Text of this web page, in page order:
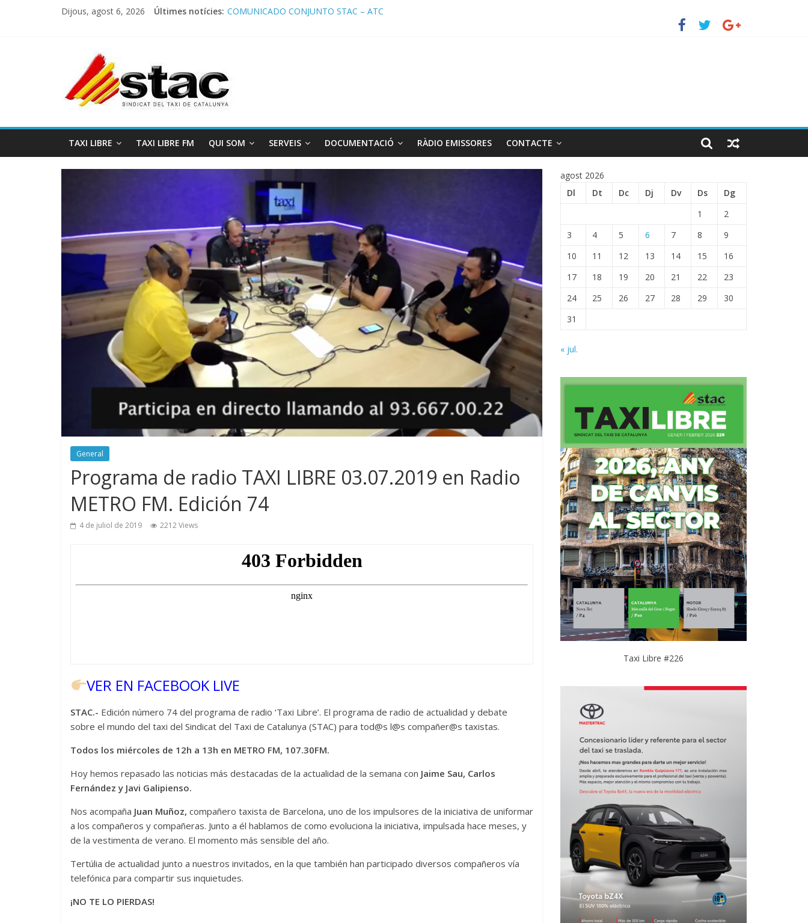
Dijous, agost 6, 2026 Últimes notícies: COMUNICADO CONJUNTO STAC – ATC
TAXI LIBRE TAXI LIBRE FM QUI SOM SERVEIS DOCUMENTACIÓ RÀDIO EMISSORES CONTACTE
General
Programa de radio TAXI LIBRE 03.07.2019 en Radio
METRO FM. Edición 74
4 de juliol de 2019 2212 Views
VER EN FACEBOOK LIVE
STAC.- Edición número 74 del programa de radio ‘Taxi Libre’. El programa de radio de actualidad y debate
sobre el mundo del taxi del Sindicat del Taxi de Catalunya (STAC) para tod@s l@s compañer@s taxistas.
Todos los miércoles de 12h a 13h en METRO FM, 107.30FM.
Hoy hemos repasado las noticias más destacadas de la actualidad de la semana con Jaime Sau, Carlos
Fernández y Javi Galipienso.
Nos acompaña Juan Muñoz, compañero taxista de Barcelona, uno de los impulsores de la iniciativa de uniformar
a los compañeros y compañeras. Junto a él hablamos de como evoluciona la iniciativa, impulsada hace meses, y
de la vestimenta de verano. El momento más sensible del año.
Tertúlia de actualidad junto a nuestros invitados, en la que también han participado diversos compañeros vía
telefónica para compartir sus inquietudes.
¡NO TE LO PIERDAS!
agost 2026
Dl
Dt Dc Dj Dv Ds
Dg
1
2
3
4 5 6 7 8
9
10
11 12 13 14 15
16
17
18 19 20 21 22
23
24
25 26 27 28 29
30
31
« jul.
Taxi Libre #226